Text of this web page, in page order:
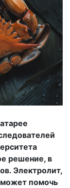
решение, в
Электролит,
помочь